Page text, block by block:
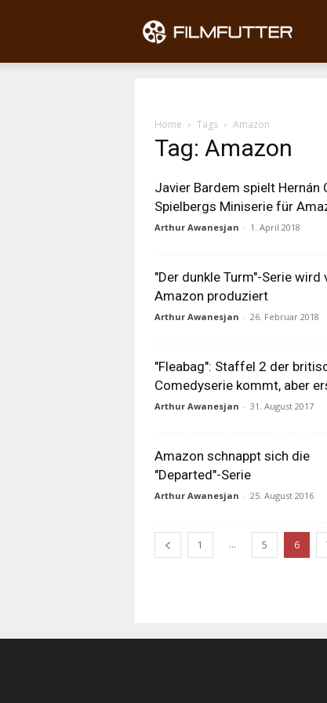
Home Tags Amazon
Tag: Amazon
Javier Bardem spielt Hernán
Spielbergs Miniserie für
Arthur Awanesjan - 1. April 2018
"Der dunkle Turm"-Serie wird
Amazon produziert
Arthur Awanesjan - 26. Februar 2018
"Fleabag": Staffel 2 der
Comedyserie kommt, aber
Arthur Awanesjan - 31. August 2017
Amazon schnappt sich die
"Departed"-Serie
Arthur Awanesjan - 25. August 2016
1 ... 5 6